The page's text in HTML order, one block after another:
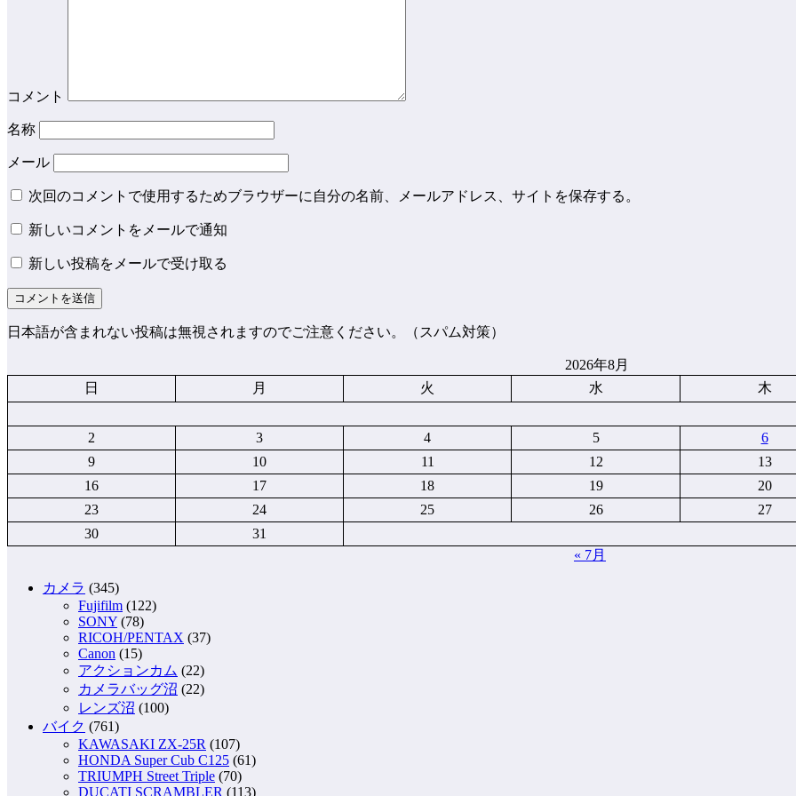
コメント
名称
メール
次回のコメントで使用するためブラウザーに自分の名前、メールアドレス、サイトを保存する。
新しいコメントをメールで通知
新しい投稿をメールで受け取る
日本語が含まれない投稿は無視されますのでご注意ください。（スパム対策）
2026年8月
日
月 火 水 木
2 3 4 5
6
9
10 11 12
13
16
17 18 19
20
23
24 25 26
27
30
31
« 7月
カメラ (345)
Fujifilm (122)
SONY (78)
RICOH/PENTAX (37)
Canon (15)
アクションカム (22)
カメラバッグ沼 (22)
レンズ沼 (100)
バイク (761)
KAWASAKI ZX-25R (107)
HONDA Super Cub C125 (61)
TRIUMPH Street Triple (70)
DUCATI SCRAMBLER (113)